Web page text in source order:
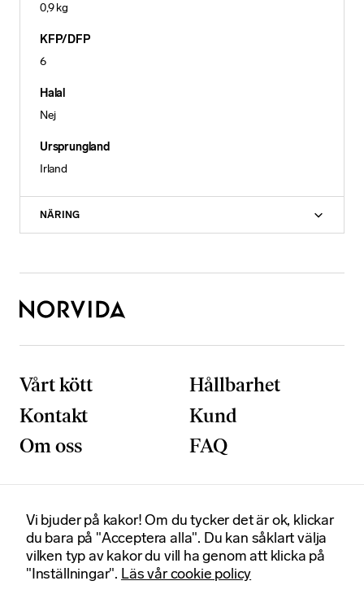
0,9 kg
KFP/DFP
6
Halal
Nej
Ursprungland
Irland
NÄRING
Vårt kött
Hållbarhet
Kontakt
Kund
Om oss
FAQ
Postadress
Box 92020
120 06 Stockholm
Besöksadress
Smedjegatan 6
131 54 Sickla
Vi bjuder på kakor! Om du tycker det är ok, klickar
du bara på "Acceptera alla". Du kan såklart välja
vilken typ av kakor du vill ha genom att klicka på
"Inställningar". Läs vår cookie policy
N
ö
d
v